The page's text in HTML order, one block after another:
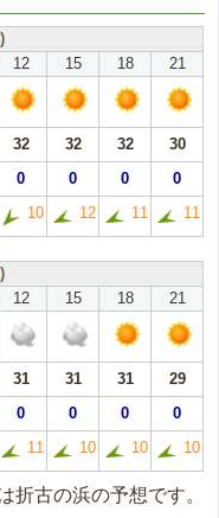
12 15 18 21
32 32 32
30
0 0 0 0
10 12 11 11
12 15 18 21
31 31 31
29
0 0 0 0
11 10 10 10
折古の浜の予想です。